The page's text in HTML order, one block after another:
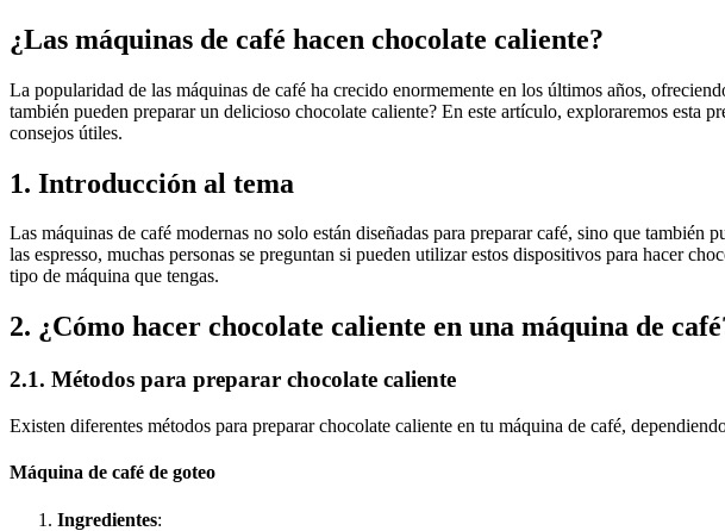
¿Las máquinas de café hacen chocolate caliente?
La popularidad de las máquinas de café ha crecido enormemente en los últimos años,
también pueden preparar un delicioso chocolate caliente? En este artículo, exploraremos esta
consejos útiles.
1. Introducción al tema
Las máquinas de café modernas no solo están diseñadas para preparar café, sino que
las espresso, muchas personas se preguntan si pueden utilizar estos dispositivos para hacer
tipo de máquina que tengas.
2. ¿Cómo hacer chocolate caliente en una máquina de
2.1. Métodos para preparar chocolate caliente
Existen diferentes métodos para preparar chocolate caliente en tu máquina de café,
Máquina de café de goteo
Ingredientes: